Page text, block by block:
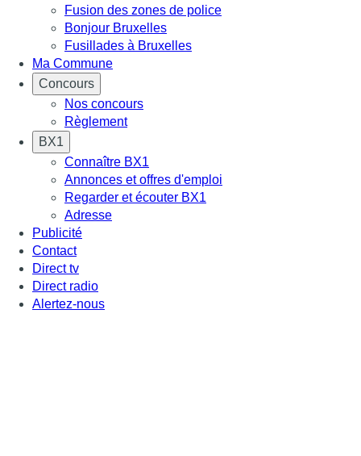
Fusion des zones de police
Bonjour Bruxelles
Fusillades à Bruxelles
Ma Commune
Concours
Nos concours
Règlement
BX1
Connaître BX1
Annonces et offres d'emploi
Regarder et écouter BX1
Adresse
Publicité
Contact
Direct tv
Direct radio
Alertez-nous